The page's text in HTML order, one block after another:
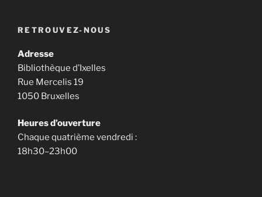
RETROUVEZ-NOUS
Adresse
Bibliothèque d’Ixelles
Rue Mercelis 19
1050 Bruxelles
Heures d’ouverture
Chaque quatrième vendredi :
18h30–23h00